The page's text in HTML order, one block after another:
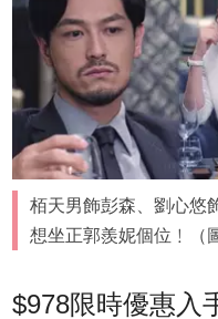
栢天男飾彭森、劉心悠
想坐正郭羨妮個位﹗（
$978限時優惠入